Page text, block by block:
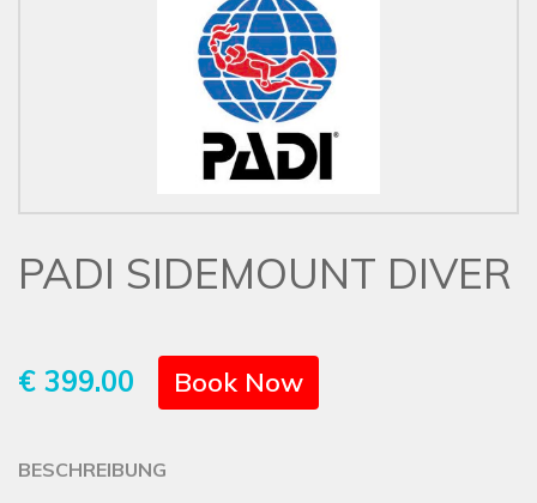
PADI SIDEMOUNT DIVER
€ 399.00 Book Now
BESCHREIBUNG